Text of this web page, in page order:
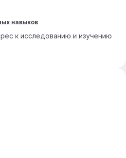
навыков
к исследованию и изучению